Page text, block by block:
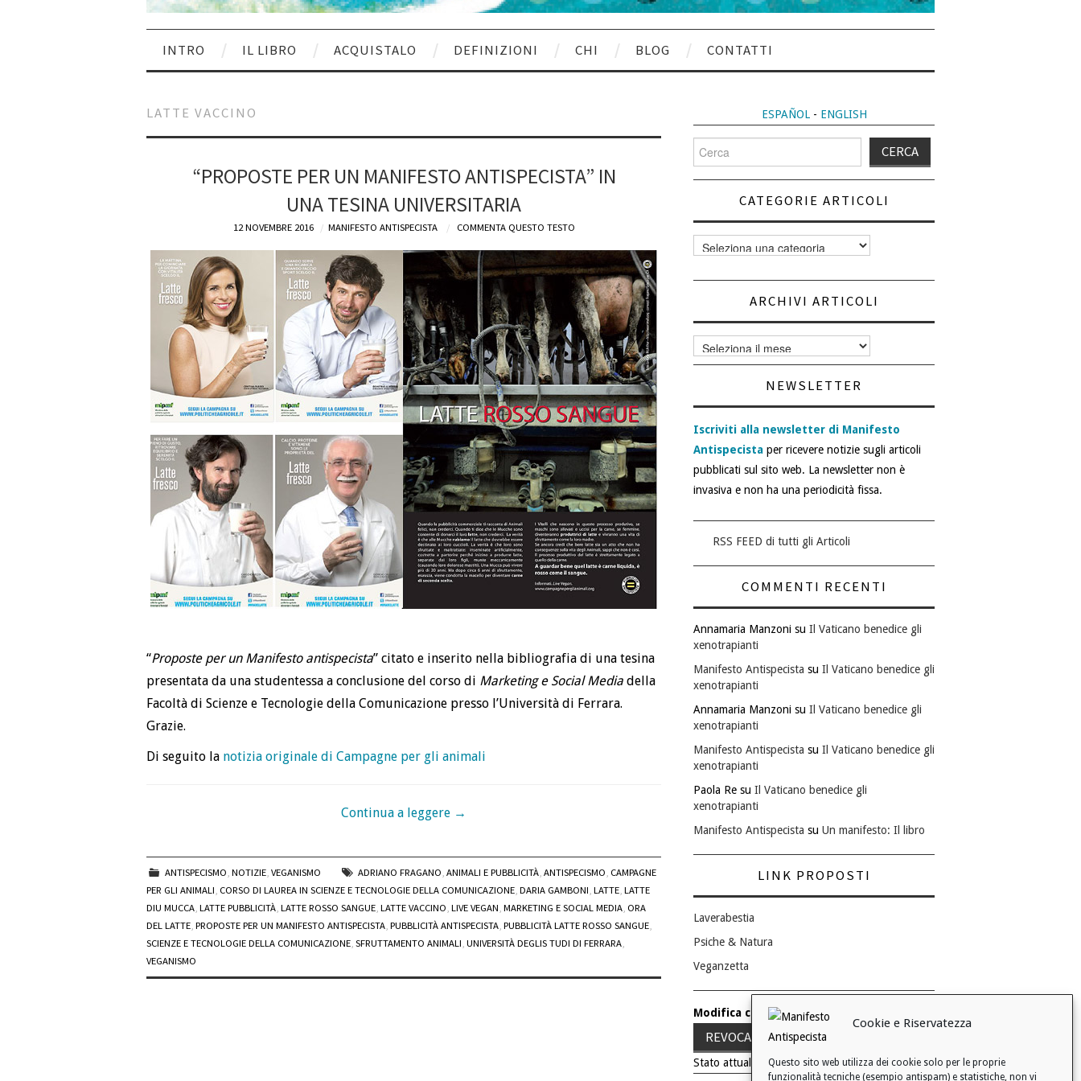
Cookie e Riservatezza
Questo sito web utilizza dei cookie solo per le proprie
funzionalità tecniche (esempio antispam) e statistiche, non vi
INTRO IL LIBRO ACQUISTALO DEFINIZIONI CHI BLOG CONTATTI
LATTE VACCINO
“PROPOSTE PER UN MANIFESTO ANTISPECISTA” IN
UNA TESINA UNIVERSITARIA
12 NOVEMBRE 2016 MANIFESTO ANTISPECISTA COMMENTA QUESTO TESTO
“Proposte per un Manifesto antispecista” citato e inserito nella bibliografia di una tesina
presentata da una studentessa a conclusione del corso di Marketing e Social Media della
Facoltà di Scienze e Tecnologie della Comunicazione presso l’Università di Ferrara.
Grazie.
Di seguito la notizia originale di Campagne per gli animali
Continua a leggere →
ANTISPECISMO,NOTIZIE,VEGANISMO ADRIANO FRAGANO,ANIMALI E PUBBLICITÀ,ANTISPECISMO, CAMPAGNE
PER GLI ANIMALI, CORSO DI LAUREA IN SCIENZE E TECNOLOGIE DELLA COMUNICAZIONE, DARIA GAMBONI, LATTE, LATTE
DIU MUCCA, LATTE PUBBLICITÀ, LATTE ROSSO SANGUE, LATTE VACCINO, LIVE VEGAN, MARKETING E SOCIAL MEDIA, ORA
DEL LATTE, PROPOSTE PER UN MANIFESTO ANTISPECISTA, PUBBLICITÀ ANTISPECISTA, PUBBLICITÀ LATTE ROSSO SANGUE,
SCIENZE E TECNOLOGIE DELLA COMUNICAZIONE, SFRUTTAMENTO ANIMALI, UNIVERSITÀ DEGLIS TUDI DI FERRARA,
VEGANISMO
ESPAÑOL- ENGLISH
per:
CATEGORIE ARTICOLI
Categorie
articoli
ARCHIVI ARTICOLI
Archivi
articoli
NEWSLETTER
Iscriviti alla newsletter di Manifesto
Antispecista per ricevere notizie sugli articoli
pubblicati sul sito web. La newsletter non è
invasiva e non ha una periodicità fissa.
RSS FEED di tutti gli Articoli
COMMENTI RECENTI
Annamaria Manzoni su Il Vaticano benedice gli
xenotrapianti
Manifesto Antispecista su Il Vaticano benedice gli
xenotrapianti
Annamaria Manzoni su Il Vaticano benedice gli
xenotrapianti
Manifesto Antispecista su Il Vaticano benedice gli
xenotrapianti
Paola Re su Il Vaticano benedice gli
xenotrapianti
Manifesto Antispecista su Un manifesto: Il libro
LINK PROPOSTI
Laverabestia
Psiche & Natura
Veganzetta
Modifica consenso ai cookie
REVOCA IL TUO CONSENSO
Stato attuale: Negato